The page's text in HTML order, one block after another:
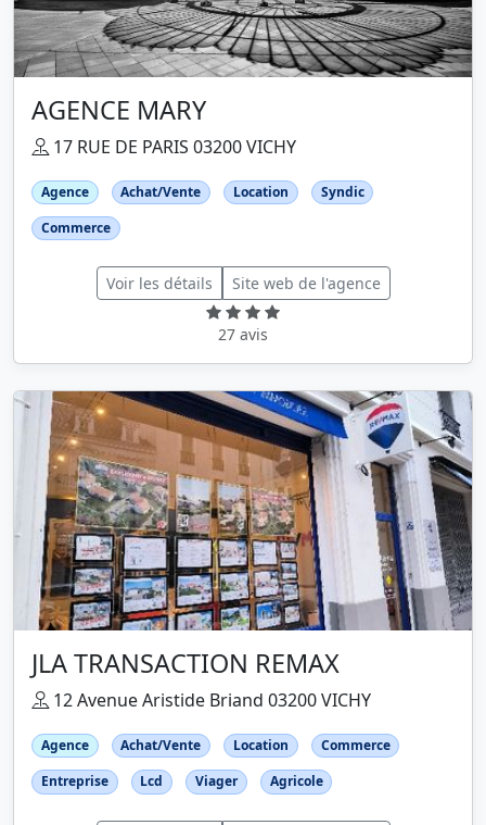
AGENCE MARY
17 RUE DE PARIS 03200 VICHY
Agence Achat/Vente Location
Syndic
Commerce
Voir les détails Site web de l'agence
27 avis
JLA TRANSACTION REMAX
12 Avenue Aristide Briand 03200 VICHY
Agence Achat/Vente Location
Commerce
Entreprise
Lcd Viager Agricole